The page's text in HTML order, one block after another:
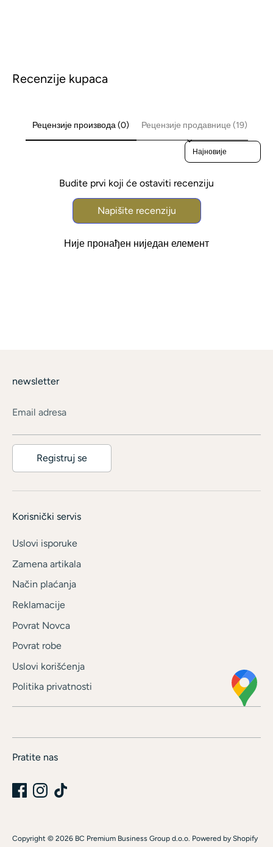
Recenzije kupaca
Рецензије производа (0) Рецензије продавнице (19)
Sort reviews by
Budite prvi koji će ostaviti recenziju
Napišite recenziju
Није пронађен ниједан елемент
newsletter
Email adresa
Registruj se
Korisnički servis
Uslovi isporuke
Zamena artikala
Način plaćanja
Reklamacije
Povrat Novca
Povrat robe
Uslovi korišćenja
Politika privatnosti
Pratite nas
Copyright © 2026 BC Premium Business Group d.o.o. Powered by Shopify